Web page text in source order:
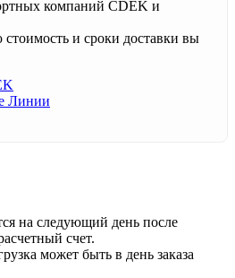
компаний CDEK и
и сроки доставки вы
Линии
на следующий день после
счет.
может быть в день заказа